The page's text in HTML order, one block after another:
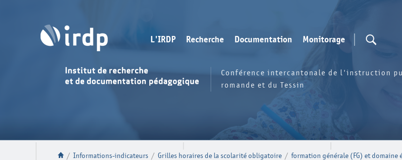
L'IRDP Recherche Documentation Monitorage
Conférence intercantonale de l'instruction
romande et du Tessin
/ Informations-indicateurs / Grilles horaires de la scolarité obligatoire / formation générale (FG) et domaine